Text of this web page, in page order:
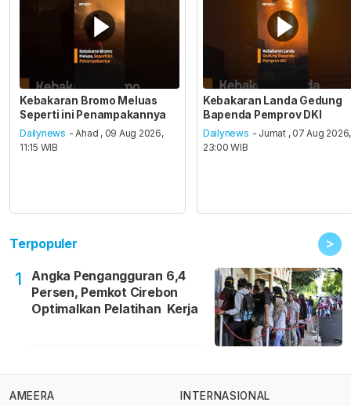
Kebakaran Bromo Meluas
Seperti ini Penampakannya
Dailynews - Ahad , 09 Aug 2026,
11:15 WIB
Kebakaran Landa Gedung
Bapenda Pemprov DKI
Dailynews - Jumat , 07 Aug 2026,
23:00 WIB
Terpopuler >
1
Angka Pengangguran 6,4
Persen, Pemkot Cirebon
Optimalkan Pelatihan Kerja
AMEERA INTERNASIONAL